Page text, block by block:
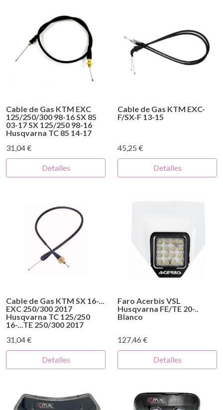
Cable de Gas KTM EXC
125/250/300 98-16 SX 85
03-17 SX 125/250 98-16
Husqvarna TC 85 14-17
31,04 €
Detalles
Cable de Gas KTM EXC-
F/SX-F 13-15
45,25 €
Detalles
Cable de Gas KTM SX 16-...
EXC 250/300 2017
Husqvarna TC 125/250
16-...TE 250/300 2017
31,04 €
Detalles
Faro Acerbis VSL
Husqvarna FE/TE 20-..
Blanco
127,46 €
Detalles